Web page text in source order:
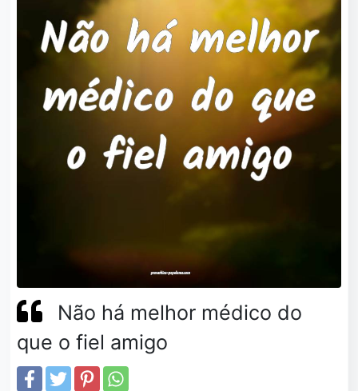
Não há melhor médico do
que o fiel amigo